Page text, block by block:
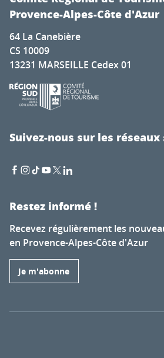
Provence-Alpes-Côte d'Azur
64 La Canebière
CS 10009
13231 MARSEILLE Cedex 01
Suivez-nous sur les
Restez informé !
Recevez régulièrement les
en Provence-Alpes-Côte d'Azur
Je m'abonne